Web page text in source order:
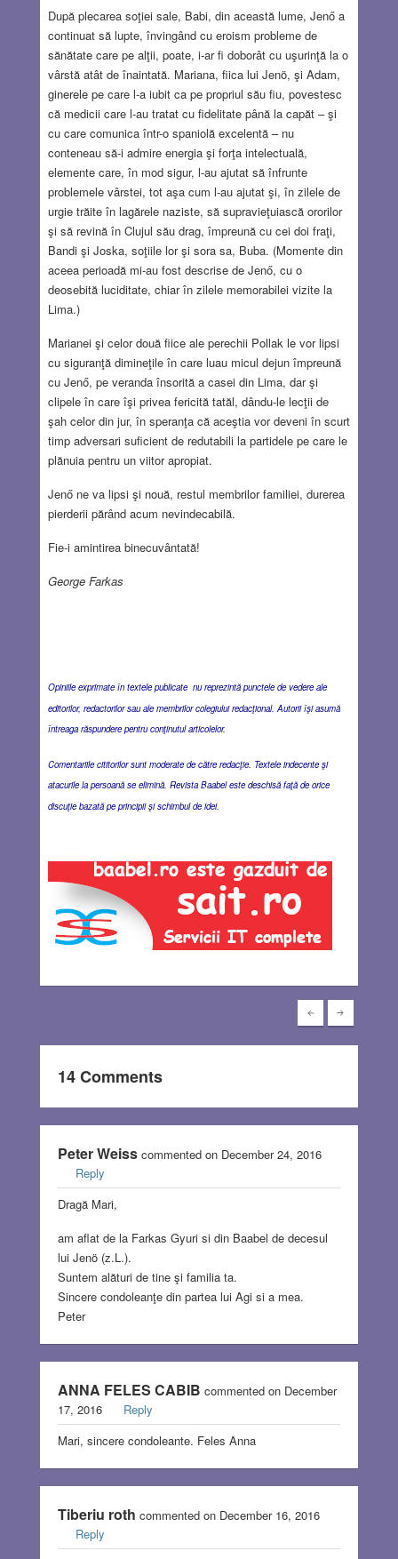
După plecarea soţiei sale, Babi, din această lume, Jenő a
continuat să lupte, învingând cu eroism probleme de
sănătate care pe alţii, poate, i-ar fi doborât cu uşurinţă la o
vârstă atât de înaintată. Mariana, fiica lui Jenö, şi Adam,
ginerele pe care l-a iubit ca pe propriul său fiu, povestesc
că medicii care l-au tratat cu fidelitate până la capăt – şi
cu care comunica într-o spaniolă excelentă – nu
conteneau să-i admire energia şi forţa intelectuală,
elemente care, în mod sigur, l-au ajutat să înfrunte
problemele vârstei, tot aşa cum l-au ajutat şi, în zilele de
urgie trăite în lagărele naziste, să supravieţuiască ororilor
şi să revină în Clujul său drag, împreună cu cei doi fraţi,
Bandi şi Joska, soţiile lor şi sora sa, Buba. (Momente din
aceea perioadă mi-au fost descrise de Jenő, cu o
deosebită luciditate, chiar în zilele memorabilei vizite la
Lima.)
Marianei şi celor două fiice ale perechii Pollak le vor lipsi
cu siguranţă dimineţile în care luau micul dejun împreună
cu Jenő, pe veranda însorită a casei din Lima, dar şi
clipele în care îşi privea fericită tatăl, dându-le lecţii de
şah celor din jur, în speranţa că aceştia vor deveni în scurt
timp adversari suficient de redutabili la partidele pe care le
plănuia pentru un viitor apropiat.
Jenő ne va lipsi şi nouă, restul membrilor familiei, durerea
pierderii părând acum nevindecabilă.
Fie-i amintirea binecuvântată!
George Farkas
Opiniile exprimate în textele publicate nu reprezintă punctele de vedere ale
editorilor, redactorilor sau ale membrilor colegiului redacţional. Autorii îşi asumă
întreaga răspundere pentru conţinutul articolelor.
Comentariile cititorilor sunt moderate de către redacţie. Textele indecente şi
atacurile la persoană se elimină. Revista Baabel este deschisă faţă de orice
discuţie bazată pe principii şi schimbul de idei.
14 Comments
Peter Weisscommented on December 24, 2016
Reply
Dragă Mari,
am aflat de la Farkas Gyuri si din Baabel de decesul
lui Jenö (z.L.).
Suntem alături de tine şi familia ta.
Sincere condoleanţe din partea lui Agi si a mea.
Peter
ANNA FELES CABIB commented on December
17, 2016
Reply
Mari, sincere condoleante. Feles Anna
Tiberiu roth commented on December 16, 2016
Reply